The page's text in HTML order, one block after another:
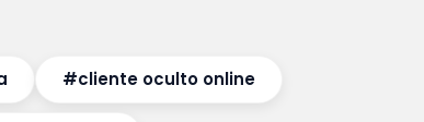
#cliente oculto online